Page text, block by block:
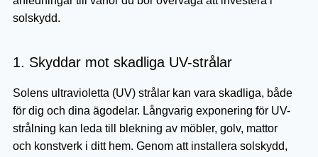
solskydd.
1. Skyddar mot skadliga UV-strålar
Solens ultravioletta (UV) strålar kan vara skadliga, både
för dig och dina ägodelar. Långvarig exponering för UV-
strålning kan leda till blekning av möbler, golv, mattor
och konstverk i ditt hem. Genom att installera solskydd,